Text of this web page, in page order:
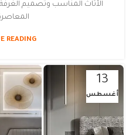
الأثاث المناسب وتصميم
READING
13
أغسطس